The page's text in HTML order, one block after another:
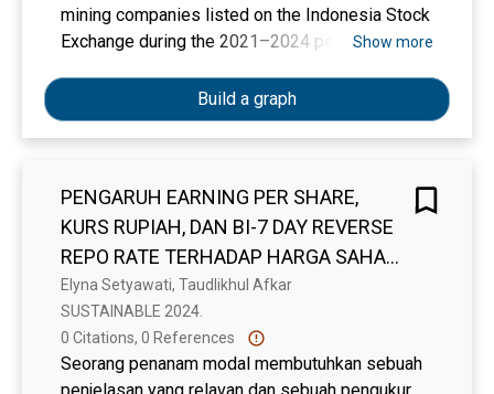
mining companies listed on the Indonesia Stock
Exchange during the 2021–2024 period. The
approach using secondary data, including the
IDX30 index, the Rupiah–US dollar exchange
rate, and stock prices of ten major mining
total of 480 monthly observations were
analyzed. Data analysis was conducted using
regression and mediation analysis with Jamovi
version 2.6.44, following the Baron and Kenny
framework and Hayes’ mediation approach. The
results indicate that the capital market does not
have a significant direct effect on stock prices,
while the exchange rate significantly affects
Show more
Build a graph
PENGARUH EARNING PER SHARE,
KURS RUPIAH, DAN BI-7 DAY REVERSE
REPO RATE TERHADAP HARGA SAHAM
PADA PERUSAHAAN EKSTRAKTIF DI
BIDANG PERTAMBANGAN YANG
TERDAFTAR PADA BURSA EFEK
INDONESIA TAHUN 2017-2022
Elyna Setyawati, Taudlikhul Afkar
SUSTAINABLE 2024.
0 Citations, 0 References
Seorang penanam modal membutuhkan sebuah